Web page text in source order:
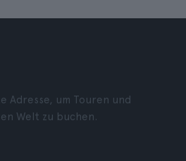
Adresse, um Touren und
Welt zu buchen.